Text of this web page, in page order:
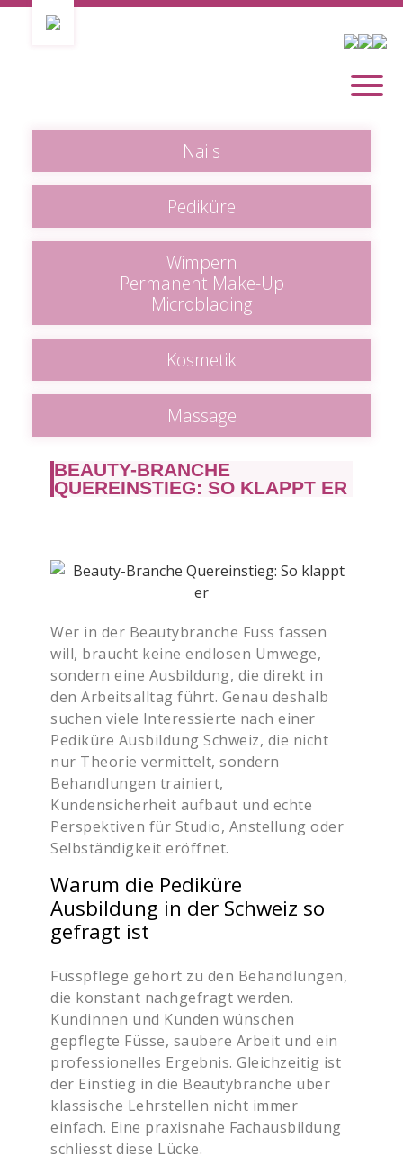
Nails
Pediküre
Wimpern
Permanent Make-Up
Microblading
Kosmetik
Massage
BEAUTY-BRANCHE
QUEREINSTIEG: SO KLAPPT ER
Wer in der Beautybranche Fuss fassen
will, braucht keine endlosen Umwege,
sondern eine Ausbildung, die direkt in
den Arbeitsalltag führt. Genau deshalb
suchen viele Interessierte nach einer
Pediküre Ausbildung Schweiz, die nicht
nur Theorie vermittelt, sondern
Behandlungen trainiert,
Kundensicherheit aufbaut und echte
Perspektiven für Studio, Anstellung oder
Selbständigkeit eröffnet.
Warum die Pediküre
Ausbildung in der Schweiz so
gefragt ist
Fusspflege gehört zu den Behandlungen,
die konstant nachgefragt werden.
Kundinnen und Kunden wünschen
gepflegte Füsse, saubere Arbeit und ein
professionelles Ergebnis. Gleichzeitig ist
der Einstieg in die Beautybranche über
klassische Lehrstellen nicht immer
einfach. Eine praxisnahe Fachausbildung
schliesst diese Lücke.